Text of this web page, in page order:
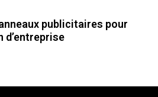
publicitaires pour